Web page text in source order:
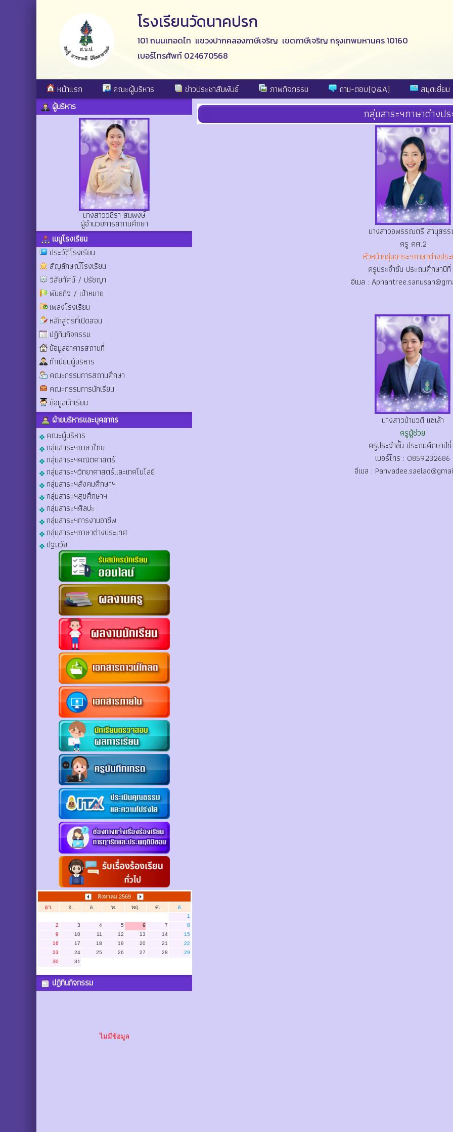
โรงเรียนวัดนาคปรก
101 ถนนเทอดไท แขวงปากคลองภาษีเจริญ เขตภาษีเจริญ กรุงเทพมหานคร 10160
เบอร์โทรศัพท์ 024670568
หน้าแรก คณะผู้บริหาร ข่าวประชาสัมพันธ์ ภาพกิจกรรม ถาม-ตอบ(Q&A) สมุดเยี่ยม
ผู้บริหาร
นางสาววชิรา สมพงษ์
ผู้อำนวยการสถานศึกษา
เมนูโรงเรียน
ประวัติโรงเรียน
สัญลักษณ์โรงเรียน
วิสัยทัศน์ / ปรัชญา
พันธกิจ / เป้าหมาย
เพลงโรงเรียน
หลักสูตรที่เปิดสอน
ปฏิทินกิจกรรม
ข้อมูลอาคารสถานที่
ทำเนียบผู้บริหาร
คณะกรรมการสถานศึกษา
คณะกรรมการนักเรียน
ข้อมูลนักเรียน
ฝ่ายบริหารและบุคลากร
คณะผู้บริหาร
กลุ่มสาระฯภาษาไทย
กลุ่มสาระฯคณิตศาสตร์
กลุ่มสาระฯวิทยาศาสตร์และเทคโนโลยี
กลุ่มสาระฯสังคมศึกษาฯ
กลุ่มสาระฯสุขศึกษาฯ
กลุ่มสาระฯศิลปะ
กลุ่มสาระฯการงานอาชีพ
กลุ่มสาระฯภาษาต่างประเทศ
ปฐมวัย
สิงหาคม 2569
อา.
จ. อ. พ. พฤ. ศ. ส.
1
2
3 4 5 6 7
8
9
10 11 12 13 14
15
16
17 18 19 20 21
22
23
24 25 26 27 28
29
30
31
ปฏิทินกิจกรรม
กลุ่มสาระฯภาษาต่างป
นางสาวอพรรณตรี สานุสร
ครู คศ.2
หัวหน้ากลุ่มสาระฯภาษาต่างปร
ครูประจำชั้น ประถมศึกษาปี
อีเมล :
นางสาวป่านวดี แซ่เล้า
ครูผู้ช่วย
ครูประจำชั้น ประถมศึกษาปีที่
เบอร์โทร : 0859232686
อีเมล :